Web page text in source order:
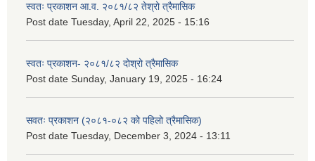
स्वतः प्रकाशन आ.व. २०८१/८२ तेश्रो त्रैमासिक
Post date Tuesday, April 22, 2025 - 15:16
स्वतः प्रकाशन- २०८१/८२ दोश्रो त्रैमासिक
Post date Sunday, January 19, 2025 - 16:24
सवतः प्रकाशन (२०८१-०८२ को पहिलो त्रैमासिक)
Post date Tuesday, December 3, 2024 - 13:11